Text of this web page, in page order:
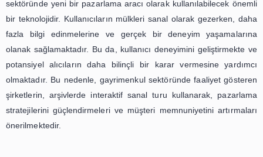
Yeni Bir Pazarlama Aracı
Son yıllarda, teknolojinin hızlı gelişimi ve
kullanımı, birçok sektörde büyük değişikliklere neden
değişimlerden biri de gayrimenkul sektöründe
Geleneksel pazarlama yöntemlerinin yanı sıra, yeni
kullanımı da giderek artmaktadır. Bu
interaktif sanal turdur. Bu makalede, arşivlerde